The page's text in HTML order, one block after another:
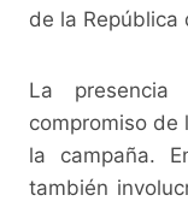
de la República
La
compromiso de
la campaña.
también